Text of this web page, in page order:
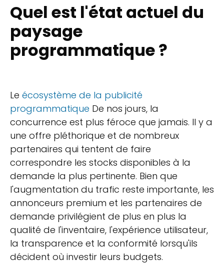
Quel est l'état actuel du
paysage
programmatique ?
Le écosystème de la publicité
programmatique De nos jours, la
concurrence est plus féroce que jamais. Il y a
une offre pléthorique et de nombreux
partenaires qui tentent de faire
correspondre les stocks disponibles à la
demande la plus pertinente. Bien que
l'augmentation du trafic reste importante, les
annonceurs premium et les partenaires de
demande privilégient de plus en plus la
qualité de l'inventaire, l'expérience utilisateur,
la transparence et la conformité lorsqu'ils
décident où investir leurs budgets.